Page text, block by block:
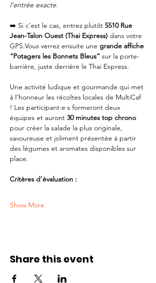
l’entrée exacte.
➡️ Si c’est le cas, entrez plutôt 5510 Rue
Jean-Talon Ouest (Thai Express) dans votre
GPS.Vous verrez ensuite une grande affiche
“Potagers les Bonnets Bleus” sur la porte-
barrière, juste derrière le Thai Express.
Une activité ludique et gourmande qui met
à l’honneur les récoltes locales de MultiCaf
! Les participant·e·s formeront deux
équipes et auront 30 minutes top chrono
pour créer la salade la plus originale,
savoureuse et joliment présentée à partir
des légumes et aromates disponibles sur
place.
Critères d’évaluation :
Show More
Share this event